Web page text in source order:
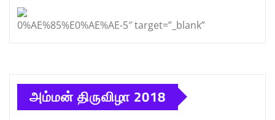
0%AE%85%E0%AE%AE-5″ target=”_blank”
அம்மன் திருவிழா 2018